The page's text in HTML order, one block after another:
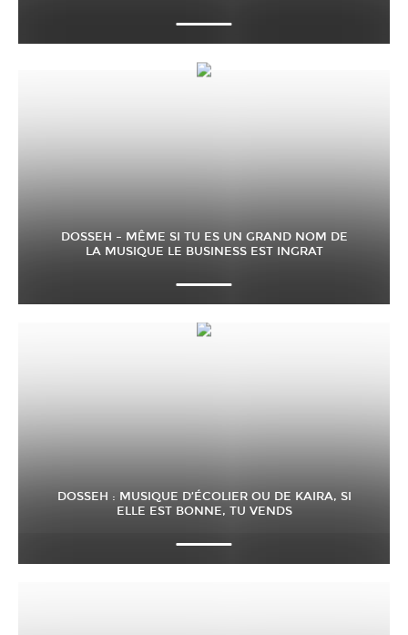
DOSSEH – MÊME SI TU ES UN GRAND NOM DE
LA MUSIQUE LE BUSINESS EST INGRAT
DOSSEH : MUSIQUE D’ÉCOLIER OU DE KAIRA, SI
ELLE EST BONNE, TU VENDS